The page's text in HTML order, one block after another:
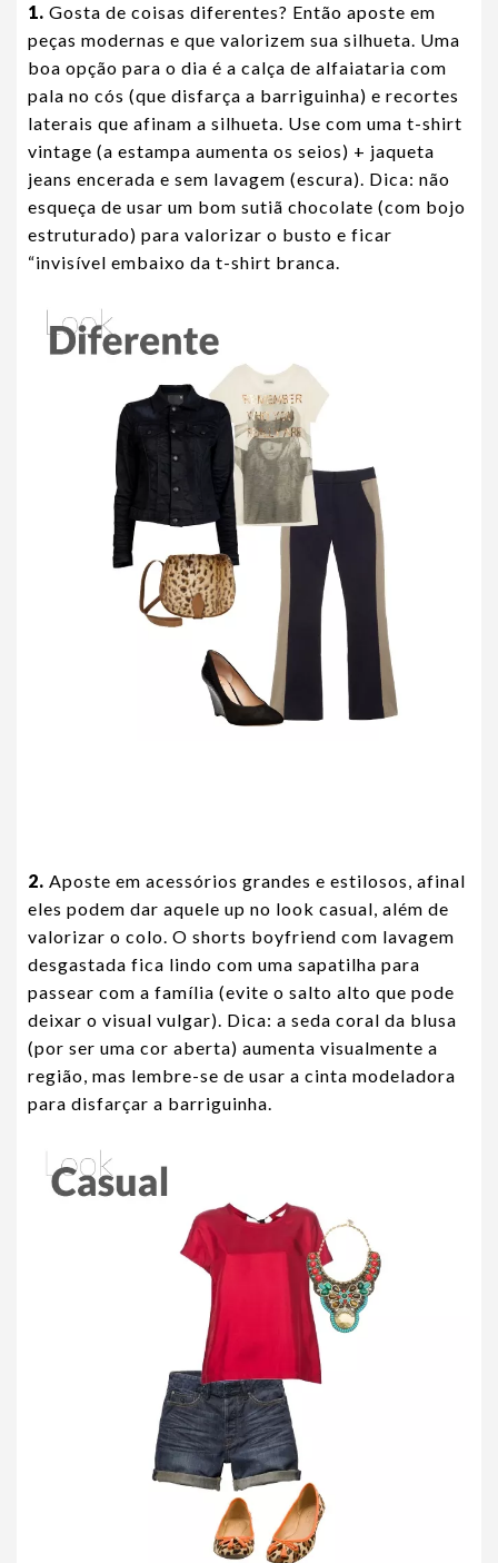
1. Gosta de coisas diferentes? Então aposte em
peças modernas e que valorizem sua silhueta. Uma
boa opção para o dia é a calça de alfaiataria com
pala no cós (que disfarça a barriguinha) e recortes
laterais que afinam a silhueta. Use com uma t-shirt
vintage (a estampa aumenta os seios) + jaqueta
jeans encerada e sem lavagem (escura). Dica: não
esqueça de usar um bom sutiã chocolate (com bojo
estruturado) para valorizar o busto e ficar
“invisível embaixo da t-shirt branca.
2. Aposte em acessórios grandes e estilosos, afinal
eles podem dar aquele up no look casual, além de
valorizar o colo. O shorts boyfriend com lavagem
desgastada fica lindo com uma sapatilha para
passear com a família (evite o salto alto que pode
deixar o visual vulgar). Dica: a seda coral da blusa
(por ser uma cor aberta) aumenta visualmente a
região, mas lembre-se de usar a cinta modeladora
para disfarçar a barriguinha.